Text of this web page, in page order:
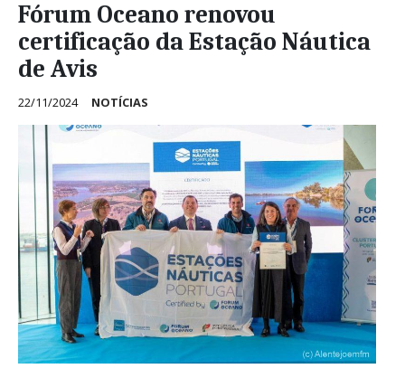
Fórum Oceano renovou
certificação da Estação Náutica
de Avis
22/11/2024 NOTÍCIAS